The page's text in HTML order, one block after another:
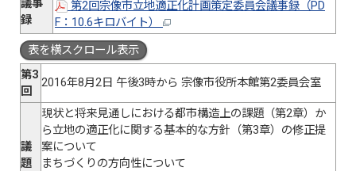
議事
録
第2回宗像市立地適正化計画策定委員会議事録（PD
F：10.6キロバイト）
表を横スクロール表示
第3
回
2016年8月2日 午後3時から 宗像市役所本館第2委員会室
議
題
現状と将来見通しにおける都市構造上の課題（第2章）か
ら立地の適正化に関する基本的な方針（第3章）の修正提
案について
まちづくりの方向性について